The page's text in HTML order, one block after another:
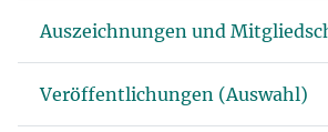
Auszeichnungen und
Veröffentlichungen (Auswahl)